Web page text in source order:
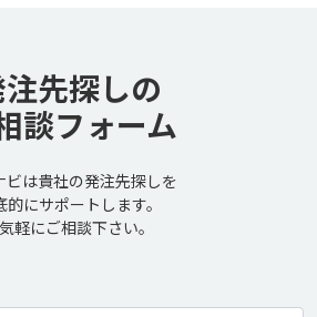
先探しの
談フォーム
ビは貴社の発注先探しを
的にサポートします。
軽にご相談下さい。